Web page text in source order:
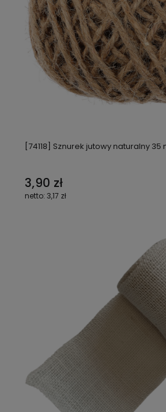
[74118] Sznurek jutowy naturalny
3,90 zł
3,17 zł